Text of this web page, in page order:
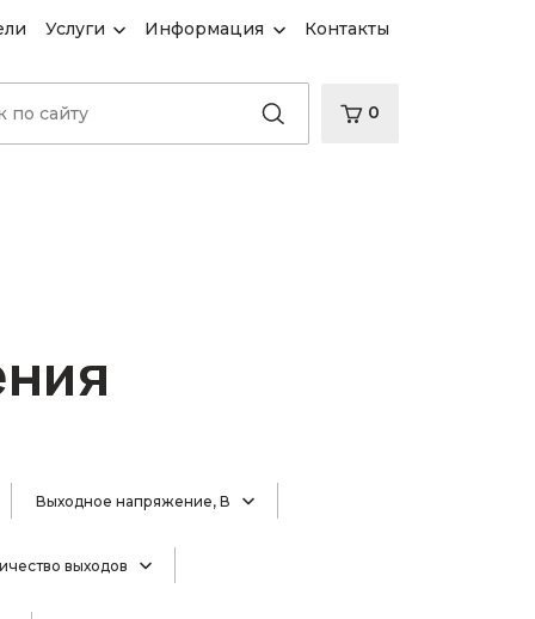
Услуги Информация Контакты
0
Выходное напряжение, В
выходов